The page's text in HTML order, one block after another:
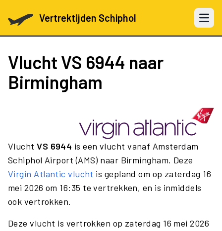
Vertrektijden Schiphol Open
Vlucht VS 6944 naar
Birmingham
VluchtVS 6944 is een vlucht vanaf Amsterdam
Schiphol Airport (AMS) naar Birmingham. Deze
Virgin Atlantic vlucht is gepland om op zaterdag 16
mei 2026 om 16:35 te vertrekken, en is inmiddels
ook vertrokken.
Deze vlucht is vertrokken op zaterdag 16 mei 2026